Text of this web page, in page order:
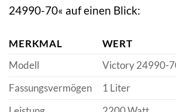
24990-70« auf einen Blick:
MERKMAL
WERT
Modell
Victory 24990-
Fassungsvermögen
1 Liter